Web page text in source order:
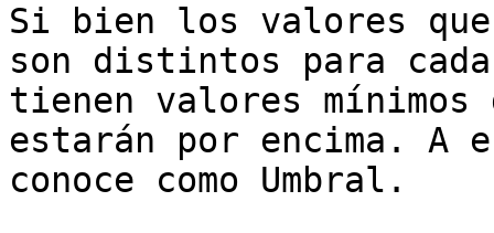
Si bien los valores
son distintos para
tienen valores
estarán por encima. A
conoce como Umbral.